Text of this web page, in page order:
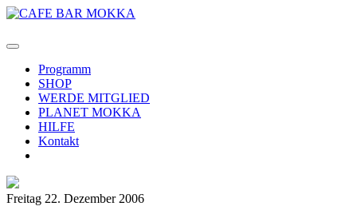
Programm
SHOP
WERDE MITGLIED
PLANET MOKKA
HILFE
Kontakt
Freitag 22. Dezember 2006